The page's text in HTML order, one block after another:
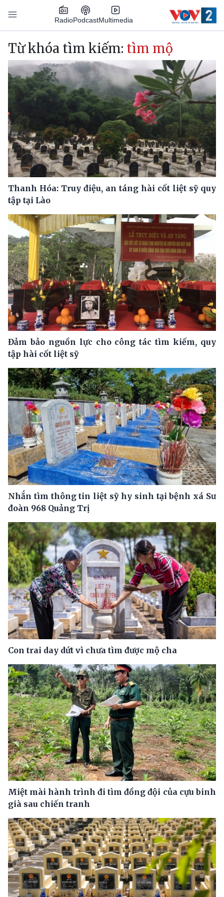
Nhảy đến nội dung
RadioPodcastMultimedia
Main navigation
Từ khóa tìm kiếm: tìm mộ
Thanh Hóa: Truy điệu, an táng hài cốt liệt sỹ quy
tập tại Lào
Đảm bảo nguồn lực cho công tác tìm kiếm, quy
tập hài cốt liệt sỹ
Nhắn tìm thông tin liệt sỹ hy sinh tại bệnh xá Sư
đoàn 968 Quảng Trị
Con trai day dứt vì chưa tìm được mộ cha
Miệt mài hành trình đi tìm đồng đội của cựu binh
già sau chiến tranh